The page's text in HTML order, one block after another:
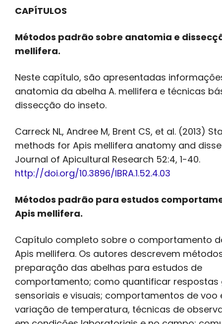
CAPÍTULOS
Métodos padrão sobre anatomia e
mellifera.
Neste capítulo, são apresentadas
anatomia da abelha A. mellifera e técnicas
dissecção do inseto.
Carreck NL, Andree M, Brent CS, et al. (2013)
methods for Apis mellifera anatomy and
Journal of Apicultural Research 52:4, 1-40.
http://doi.org/10.3896/IBRA.1.52.4.03
Métodos padrão para estudos
Apis mellifera.
Capítulo completo sobre o comportamento
Apis mellifera. Os autores descrevem
preparação das abelhas para estudos de
comportamento; como quantificar respostas
sensoriais e visuais; comportamentos de voo
variação de temperatura, técnicas de